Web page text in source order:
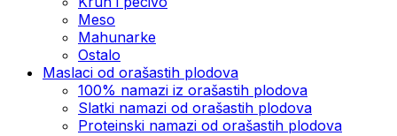
Meso
Mahunarke
Ostalo
Maslaci od orašastih plodova
100% namazi iz orašastih plodova
Slatki namazi od orašastih plodova
Proteinski namazi od orašastih plodova